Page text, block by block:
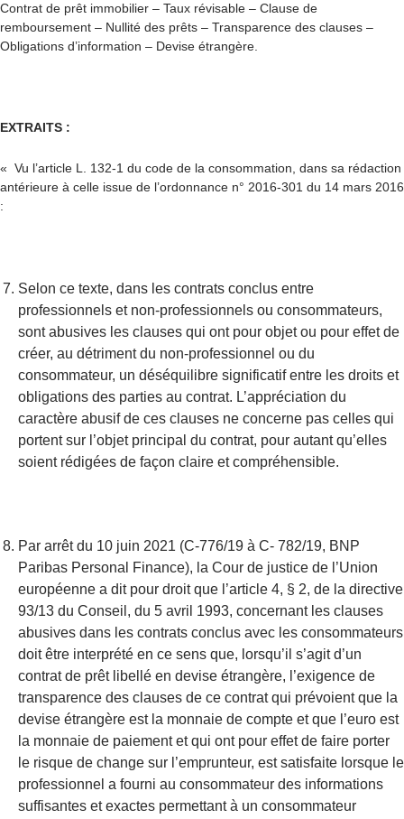
Contrat de prêt immobilier – Taux révisable – Clause de
remboursement – Nullité des prêts – Transparence des clauses –
Obligations d’information – Devise étrangère.
EXTRAITS :
« Vu l’article L. 132-1 du code de la consommation, dans sa rédaction
antérieure à celle issue de l’ordonnance n° 2016-301 du 14 mars 2016
:
Selon ce texte, dans les contrats conclus entre
professionnels et non-professionnels ou consommateurs,
sont abusives les clauses qui ont pour objet ou pour effet de
créer, au détriment du non-professionnel ou du
consommateur, un déséquilibre significatif entre les droits et
obligations des parties au contrat. L’appréciation du
caractère abusif de ces clauses ne concerne pas celles qui
portent sur l’objet principal du contrat, pour autant qu’elles
soient rédigées de façon claire et compréhensible.
Par arrêt du 10 juin 2021 (C-776/19 à C- 782/19, BNP
Paribas Personal Finance), la Cour de justice de l’Union
européenne a dit pour droit que l’article 4, § 2, de la directive
93/13 du Conseil, du 5 avril 1993, concernant les clauses
abusives dans les contrats conclus avec les consommateurs
doit être interprété en ce sens que, lorsqu’il s’agit d’un
contrat de prêt libellé en devise étrangère, l’exigence de
transparence des clauses de ce contrat qui prévoient que la
devise étrangère est la monnaie de compte et que l’euro est
la monnaie de paiement et qui ont pour effet de faire porter
le risque de change sur l’emprunteur, est satisfaite lorsque le
professionnel a fourni au consommateur des informations
suffisantes et exactes permettant à un consommateur